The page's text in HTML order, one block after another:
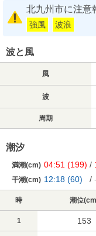
北九州市に注意
強風 波浪
波と風
風
波
周期
潮汐
満潮(cm) 04:51 (199) /
干潮(cm) 12:18 (60) /
時 潮位
1 153